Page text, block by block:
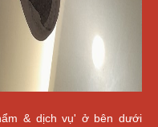
& dịch vụ' ở bên dưới